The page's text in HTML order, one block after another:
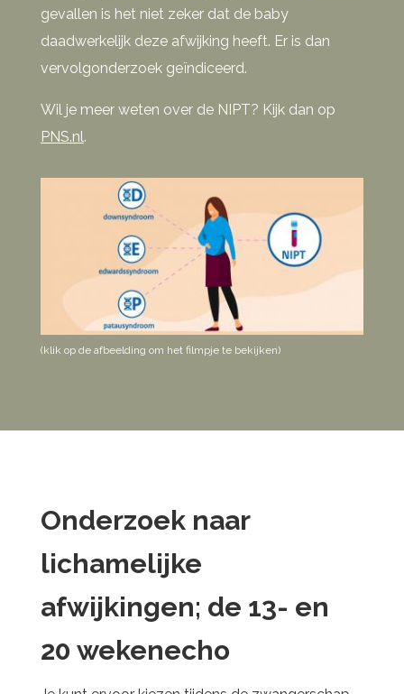
gevallen is het niet zeker dat de baby
daadwerkelijk deze afwijking heeft. Er is dan
vervolgonderzoek geïndiceerd.
Wil je meer weten over de NIPT? Kijk dan op
PNS.nl.
(klik op de afbeelding om het filmpje te bekijken)
Onderzoek naar
lichamelijke
afwijkingen; de 13- en
20 wekenecho